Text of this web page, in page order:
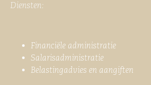
Diensten:
Financiële administratie
Salarisadministratie
Belastingadvies en aangiften